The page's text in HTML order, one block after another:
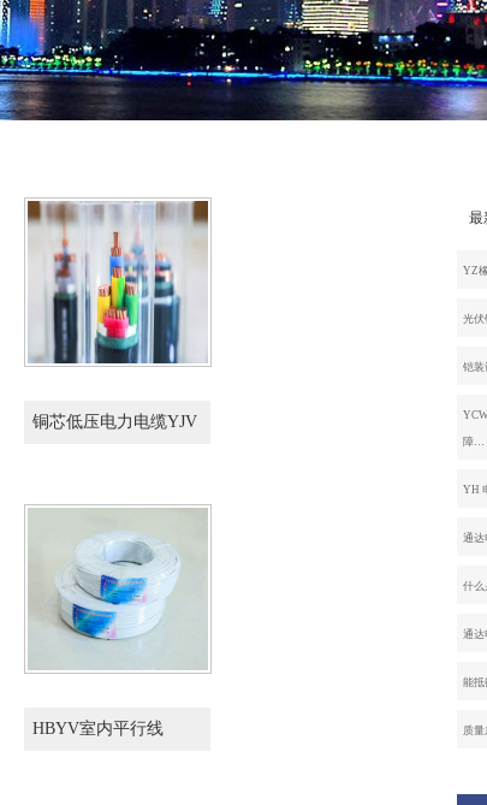
最
YZ
光伏
铠装
障…
YH
通达
什么
通达
能抵
质
铜芯低压电力电缆YJV
HBYV室内平行线